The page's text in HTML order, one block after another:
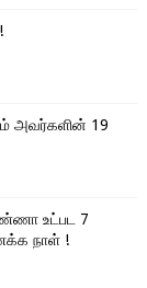
அவர்களின் 19
உட்பட 7
நாள் !